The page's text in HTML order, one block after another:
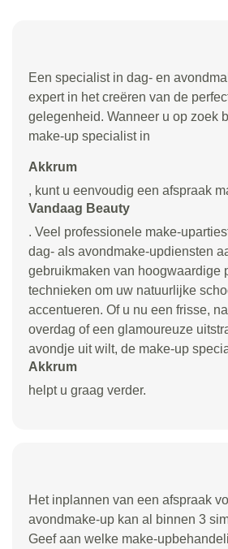
Een specialist in dag- en
expert in het creëren van de
gelegenheid. Wanneer u op zoek
make-up specialist in
Akkrum
, kunt u eenvoudig een afspraak
Vandaag Beauty
. Veel professionele make-
dag- als avondmake-updiensten
gebruikmaken van hoogwaardige
technieken om uw natuurlijke
accentueren. Of u nu een frisse,
overdag of een glamoureuze
avondje uit wilt, de make-up
Akkrum
helpt u graag verder.
Het inplannen van een afspraak
avondmake-up kan al binnen 3
Geef aan welke make-